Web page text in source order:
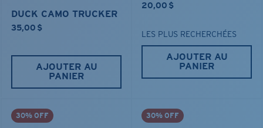
DUCK CAMO TRUCKER
35,00 $
AJOUTER AU
PANIER
20,00 $
LES PLUS RECHERCHÉES
AJOUTER AU
PANIER
30% OFF 30% OFF